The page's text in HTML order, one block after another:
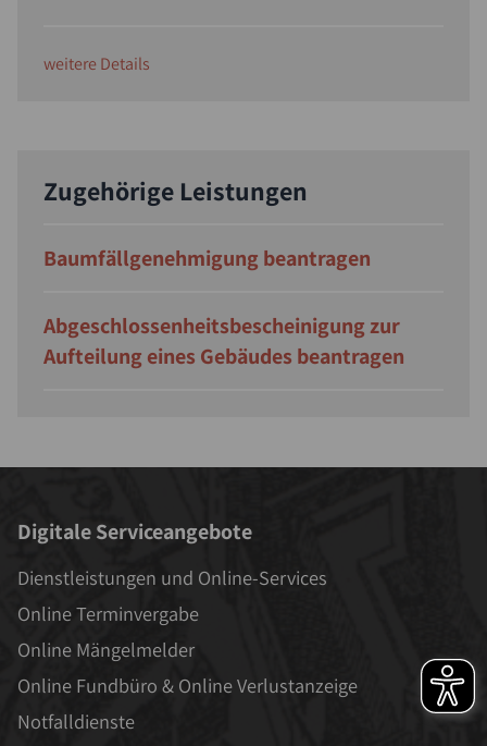
weitere Details
Zugehörige Leistungen
Baumfällgenehmigung beantragen
Abgeschlossenheitsbescheinigung zur
Aufteilung eines Gebäudes beantragen
Digitale Serviceangebote
Dienstleistungen und Online-Services
Online Terminvergabe
Online Mängelmelder
Online Fundbüro & Online Verlustanzeige
Notfalldienste